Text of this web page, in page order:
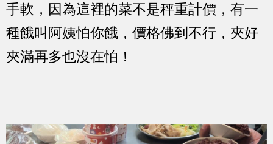
手軟，因為這裡的菜不是秤重計價，有一
種餓叫阿姨怕你餓，價格佛到不行，夾好
夾滿再多也沒在怕！